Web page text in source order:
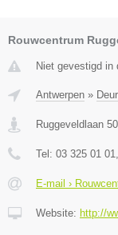
Rouwcentrum
Niet gevestigd in
Antwerpen »
Ruggeveldlaan
Tel: 03 325 01 01
E-mail ›
Website: http://